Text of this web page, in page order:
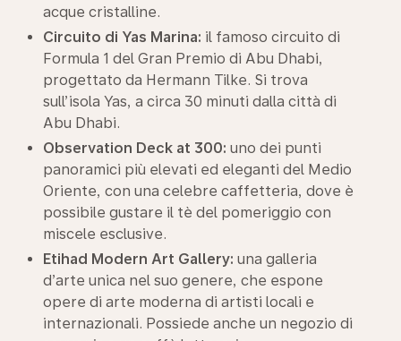
acque cristalline.
Circuito di Yas Marina: il famoso circuito di
Formula 1 del Gran Premio di Abu Dhabi,
progettato da Hermann Tilke. Si trova
sull’isola Yas, a circa 30 minuti dalla città di
Abu Dhabi.
Observation Deck at 300: uno dei punti
panoramici più elevati ed eleganti del Medio
Oriente, con una celebre caffetteria, dove è
possibile gustare il tè del pomeriggio con
miscele esclusive.
Etihad Modern Art Gallery: una galleria
d’arte unica nel suo genere, che espone
opere di arte moderna di artisti locali e
internazionali. Possiede anche un negozio di